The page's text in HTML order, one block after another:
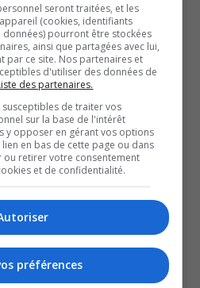
ou des offres
à tourner la page sur une
difficile, c’est le cas, entre
président de Pronature Val-
le sentiment de sécurité au
que c’est difficile pour la
yeux là-dessus.
que ces incendies
derniers jours ont créé de
envers le travail des
seront traitées, et les
(cookies, identifiants
pourront être stockées
ainsi que partagées avec lui,
par ce site. Nos partenaires et
d'utiliser des données de
des partenaires.
de traiter vos
sur la base de l'intérêt
y opposer en gérant vos options
lien en bas de cette page ou dans
ou retirer votre consentement
et de confidentialité.
préférences